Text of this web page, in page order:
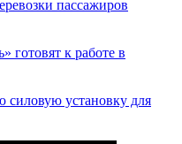
пассажиров
готовят к работе в
установку для